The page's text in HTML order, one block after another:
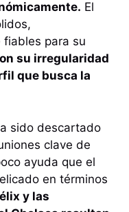
El
para su
su irregularidad
que busca la
sido descartado
clave de
ayuda que el
en términos
y las